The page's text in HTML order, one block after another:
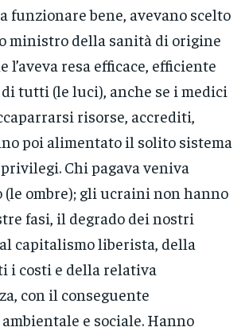
funzionare bene, avevano scelto
ministro della sanità di origine
l’aveva resa efficace, efficiente
tutti (le luci), anche se i medici
risorse, accrediti,
poi alimentato il solito sistema
Chi pagava veniva
(le ombre); gli ucraini non hanno
fasi, il degrado dei nostri
capitalismo liberista, della
i costi e della relativa
con il conseguente
e sociale. Hanno